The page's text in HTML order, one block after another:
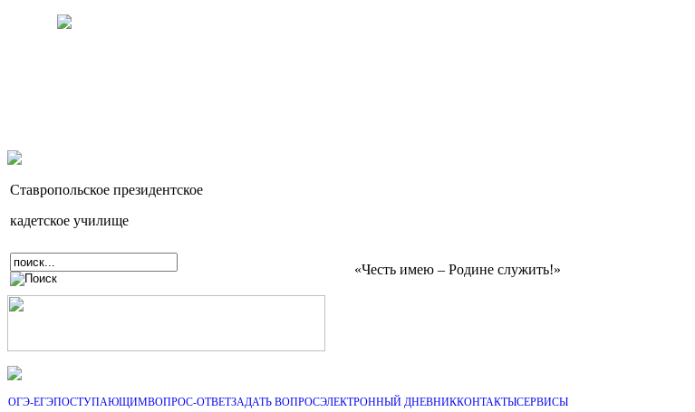
Ставропольское президентское
кадетское училище
«Честь имею – Родине служить!»
ОГЭ-ЕГЭПОСТУПАЮЩИМВОПРОС-ОТВЕТЗАДАТЬ ВОПРОСЭЛЕКТРОННЫЙ ДНЕВНИККОНТАКТЫСЕРВИСЫ